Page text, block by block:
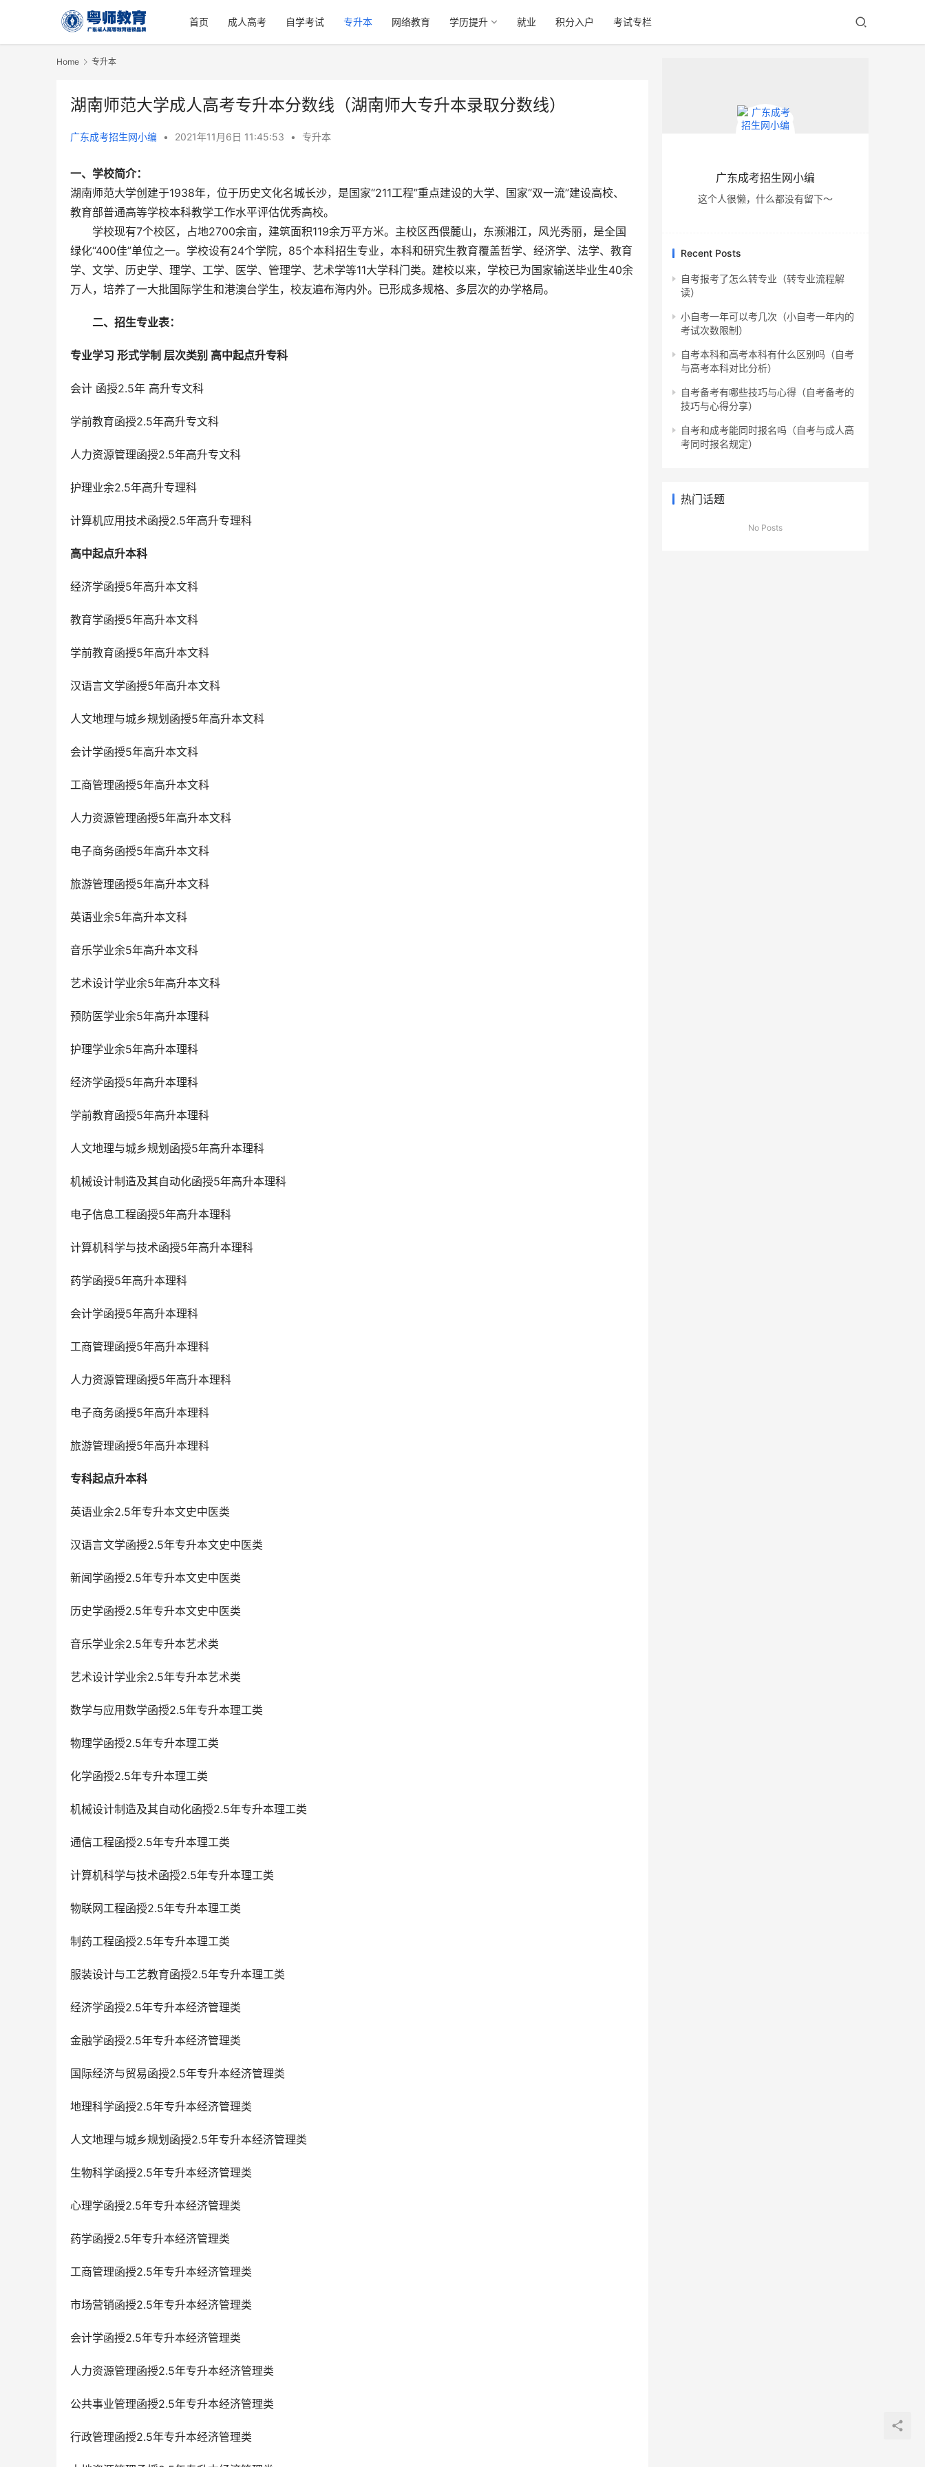
首页 成人高考 自学考试 专升本 网络教育 学历提升 就业 积分入户 考试专栏
Home 专升本
湖南师范大学成人高考专升本分数线（湖南师大专升本录取分数线）
广东成考招生网小编 • 2021年11月6日 11:45:53 • 专升本
一、学校简介：
湖南师范大学创建于1938年，位于历史文化名城长沙，是国家“211工程”重点建设的大学、国家“双一流”建设高校、
教育部普通高等学校本科教学工作水平评估优秀高校。
学校现有7个校区，占地2700余亩，建筑面积119余万平方米。主校区西偎麓山，东濒湘江，风光秀丽，是全国
绿化“400佳”单位之一。学校设有24个学院，85个本科招生专业，本科和研究生教育覆盖哲学、经济学、法学、教育
学、文学、历史学、理学、工学、医学、管理学、艺术学等11大学科门类。建校以来，学校已为国家输送毕业生40余
万人，培养了一大批国际学生和港澳台学生，校友遍布海内外。已形成多规格、多层次的办学格局。
二、招生专业表：
专业学习 形式学制 层次类别 高中起点升专科
会计 函授2.5年 高升专文科
学前教育函授2.5年高升专文科
人力资源管理函授2.5年高升专文科
护理业余2.5年高升专理科
计算机应用技术函授2.5年高升专理科
高中起点升本科
经济学函授5年高升本文科
教育学函授5年高升本文科
学前教育函授5年高升本文科
汉语言文学函授5年高升本文科
人文地理与城乡规划函授5年高升本文科
会计学函授5年高升本文科
工商管理函授5年高升本文科
人力资源管理函授5年高升本文科
电子商务函授5年高升本文科
旅游管理函授5年高升本文科
英语业余5年高升本文科
音乐学业余5年高升本文科
艺术设计学业余5年高升本文科
预防医学业余5年高升本理科
护理学业余5年高升本理科
经济学函授5年高升本理科
学前教育函授5年高升本理科
人文地理与城乡规划函授5年高升本理科
机械设计制造及其自动化函授5年高升本理科
电子信息工程函授5年高升本理科
计算机科学与技术函授5年高升本理科
药学函授5年高升本理科
会计学函授5年高升本理科
工商管理函授5年高升本理科
人力资源管理函授5年高升本理科
电子商务函授5年高升本理科
旅游管理函授5年高升本理科
专科起点升本科
英语业余2.5年专升本文史中医类
汉语言文学函授2.5年专升本文史中医类
新闻学函授2.5年专升本文史中医类
历史学函授2.5年专升本文史中医类
音乐学业余2.5年专升本艺术类
艺术设计学业余2.5年专升本艺术类
数学与应用数学函授2.5年专升本理工类
物理学函授2.5年专升本理工类
化学函授2.5年专升本理工类
机械设计制造及其自动化函授2.5年专升本理工类
通信工程函授2.5年专升本理工类
计算机科学与技术函授2.5年专升本理工类
物联网工程函授2.5年专升本理工类
制药工程函授2.5年专升本理工类
服装设计与工艺教育函授2.5年专升本理工类
经济学函授2.5年专升本经济管理类
金融学函授2.5年专升本经济管理类
国际经济与贸易函授2.5年专升本经济管理类
地理科学函授2.5年专升本经济管理类
人文地理与城乡规划函授2.5年专升本经济管理类
生物科学函授2.5年专升本经济管理类
心理学函授2.5年专升本经济管理类
药学函授2.5年专升本经济管理类
工商管理函授2.5年专升本经济管理类
市场营销函授2.5年专升本经济管理类
会计学函授2.5年专升本经济管理类
人力资源管理函授2.5年专升本经济管理类
公共事业管理函授2.5年专升本经济管理类
行政管理函授2.5年专升本经济管理类
广东成考招生网小编
这个人很懒，什么都没有留下～
Recent Posts
自考报考了怎么转专业（转专业流程解
读）
小自考一年可以考几次（小自考一年内的
考试次数限制）
自考本科和高考本科有什么区别吗（自考
与高考本科对比分析）
自考备考有哪些技巧与心得（自考备考的
技巧与心得分享）
自考和成考能同时报名吗（自考与成人高
考同时报名规定）
热门话题
No Posts